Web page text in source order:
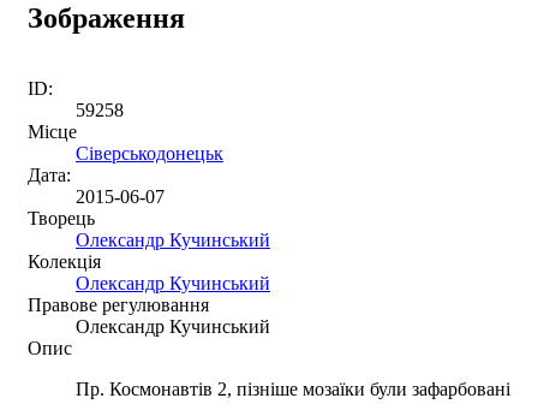
Зображення
ID:
59258
Місце
Сіверськодонецьк
Дата:
2015-06-07
Творець
Олександр Кучинський
Колекція
Олександр Кучинський
Правове регулювання
Олександр Кучинський
Опис
Пр. Космонавтів 2, пізніше мозаїки були зафарбовані